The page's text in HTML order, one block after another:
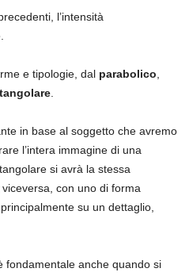
l’intensità
e tipologie, dal parabolico
in base al soggetto che avremo
l’intera immagine di una
si avrà la stessa
con uno di forma
su un dettaglio,
fondamentale anche quando si